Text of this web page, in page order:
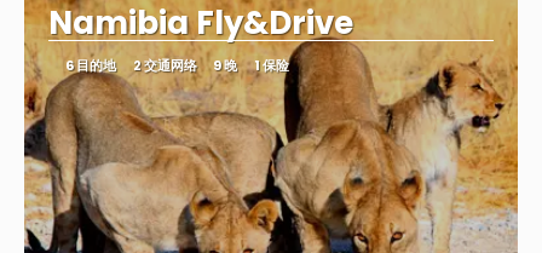
Namibia Fly&Drive
6 目的地 2 交通网络 9 晚 1 保险